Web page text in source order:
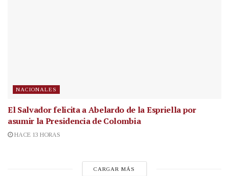
NACIONALES
El Salvador felicita a Abelardo de la Espriella por
asumir la Presidencia de Colombia
HACE 13 HORAS
CARGAR MÁS